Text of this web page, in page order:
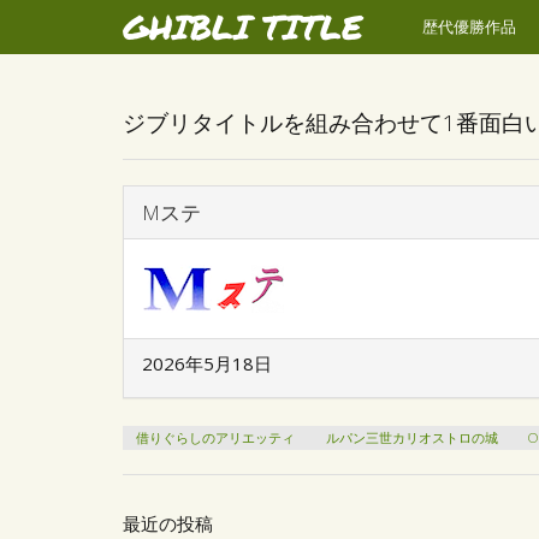
GHIBLI TITLE 歴代優勝作品
ジブリタイトルを組み合わせて1番面白
Mステ
2026年5月18日
借りぐらしのアリエッティ ルパン三世カリオストロの城
最近の投稿